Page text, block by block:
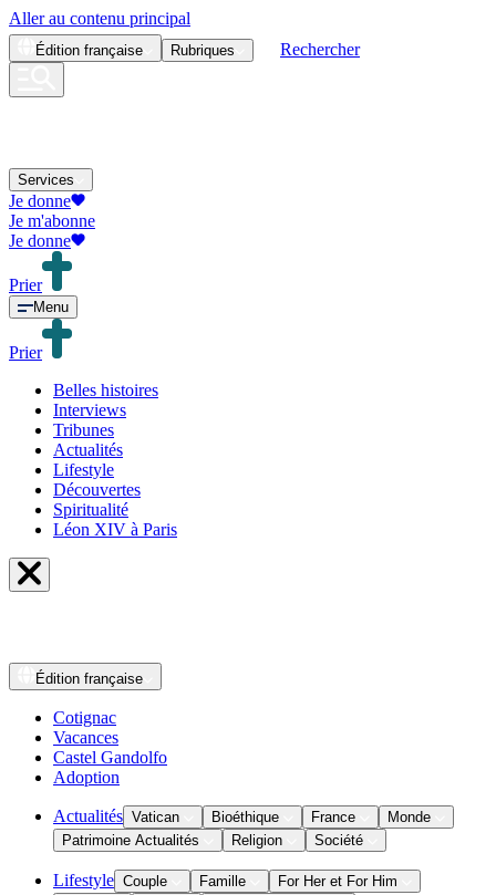
Aller au contenu principal
Édition française Rubriques Rechercher
Services
Je donne
Je m'abonne
Je donne
Prier
Menu
Prier
Belles histoires
Interviews
Tribunes
Actualités
Lifestyle
Découvertes
Spiritualité
Léon XIV à Paris
Édition française
Cotignac
Vacances
Castel Gandolfo
Adoption
Actualités Vatican Bioéthique France
Monde
Patrimoine Actualités
Religion Société
Lifestyle Couple Famille
For Her et For Him